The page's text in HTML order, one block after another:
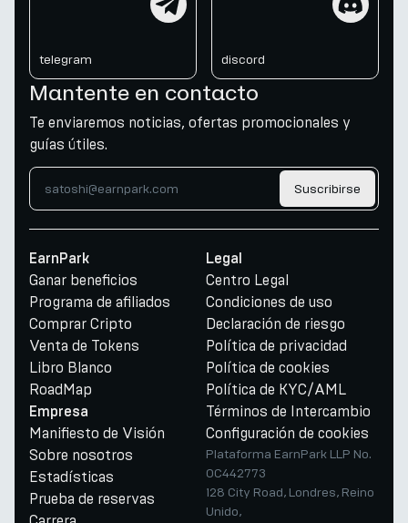
telegram discord
Mantente en contacto
Te enviaremos noticias, ofertas promocionales y
guías útiles.
Suscribirse
EarnPark
Ganar beneficios
Programa de afiliados
Comprar Cripto
Venta de Tokens
Libro Blanco
RoadMap
Empresa
Manifiesto de Visión
Sobre nosotros
Estadísticas
Prueba de reservas
Legal
Centro Legal
Condiciones de uso
Declaración de riesgo
Política de privacidad
Política de cookies
Política de KYC/AML
Términos de Intercambio
Configuración de cookies
Plataforma EarnPark LLP No.
OC442773
128 City Road, Londres, Reino
Unido,